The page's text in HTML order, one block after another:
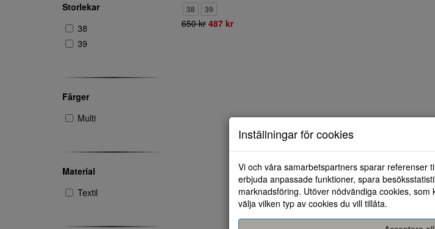
Storlekar
38
39
Färger
Multi
Material
Textil
38 39
650 kr 487 kr
Inställningar för cookies
Vi och våra samarbetspartners sparar referenser
erbjuda anpassade funktioner, spara
marknadsföring. Utöver nödvändiga cookies,
välja vilken typ av cookies du vill tillåta.